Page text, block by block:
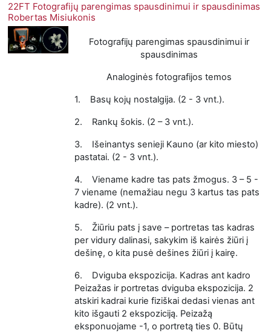
22FT Fotografijų parengimas spausdinimui ir spausdinimas
Robertas Misiukonis
Fotografijų parengimas spausdinimui ir
spausdinimas
Analoginės fotografijos temos
1. Basų kojų nostalgija. (2 - 3 vnt.).
2. Rankų šokis. (2 – 3 vnt.).
3. Išeinantys senieji Kauno (ar kito miesto)
pastatai. (2 - 3 vnt.).
4. Viename kadre tas pats žmogus. 3 – 5 -
7 viename (nemažiau negu 3 kartus tas pats
kadre). (2 vnt.).
5. Žiūriu pats į save – portretas tas kadras
per vidury dalinasi, sakykim iš kairės žiūri į
dešinę, o kita pusė dešines žiūri į kairę.
6. Dviguba ekspozicija. Kadras ant kadro
Peizažas ir portretas dviguba ekspozicija. 2
atskiri kadrai kurie fiziškai dedasi vienas ant
kito išgauti 2 ekspoziciją. Peizažą
eksponuojame -1, o portretą ties 0. Būtų